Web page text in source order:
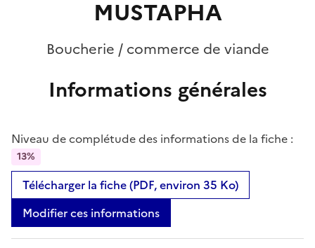
MUSTAPHA
Boucherie / commerce de viande
Informations générales
Niveau de complétude des informations de la fiche :
13%
Télécharger la fiche (PDF, environ 35 Ko)
Modifier ces informations